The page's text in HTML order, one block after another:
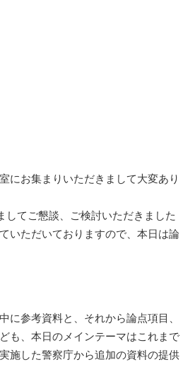
にお集まりいただきまして大変あり
てご懇談、ご検討いただきました
いただいておりますので、本日は論
参考資料と、それから論点項目、
も、本日のメインテーマはこれまで
施した警察庁から追加の資料の提供